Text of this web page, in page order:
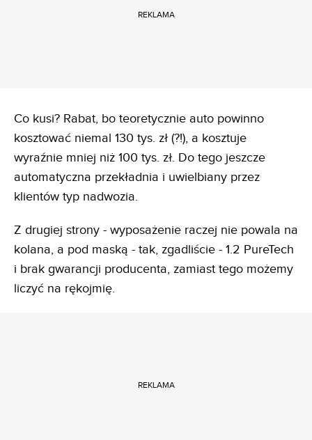
REKLAMA
Co kusi? Rabat, bo teoretycznie auto powinno
kosztować niemal 130 tys. zł (?!), a kosztuje
wyraźnie mniej niż 100 tys. zł. Do tego jeszcze
automatyczna przekładnia i uwielbiany przez
klientów typ nadwozia.
Z drugiej strony - wyposażenie raczej nie powala na
kolana, a pod maską - tak, zgadliście - 1.2 PureTech
i brak gwarancji producenta, zamiast tego możemy
liczyć na rękojmię.
REKLAMA